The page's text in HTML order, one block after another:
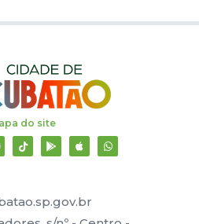
do site